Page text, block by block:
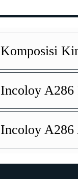
Komposisi
Incoloy A286
Incoloy A286